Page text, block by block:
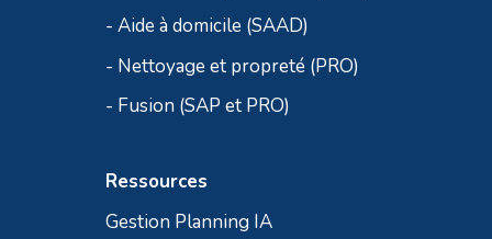
- Aide à domicile (SAAD)
- Nettoyage et propreté (PRO)
- Fusion (SAP et PRO)
Ressources
Gestion Planning IA